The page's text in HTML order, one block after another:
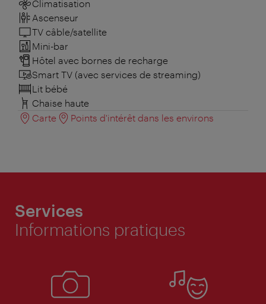
Climatisation
Ascenseur
TV câble/satellite
Mini-bar
Hôtel avec bornes de recharge
Smart TV (avec services de streaming)
Lit bébé
Chaise haute
Carte
Points d'intérêt dans les environs
Services
Informations pratiques